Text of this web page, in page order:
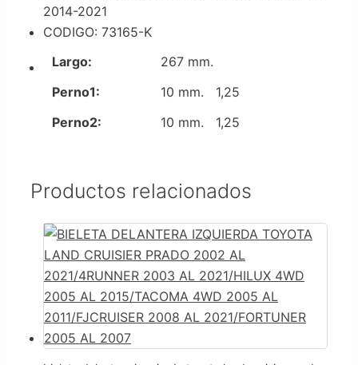
2014-2021
CODIGO: 73165-K
Largo:
267 mm.
Perno1:
10 mm. 1,25
Perno2:
10 mm. 1,25
Productos relacionados